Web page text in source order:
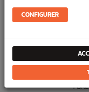
4,00 €
3,50 €
20578F Vis
CONFIGURER